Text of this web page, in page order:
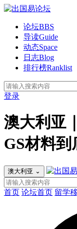
论坛BBS
导读Guide
动态Space
日志Blog
排行榜Ranklist
登录
澳大利亚
GS材料到
澳大利亚 ⌄
首页 论坛首页 留学